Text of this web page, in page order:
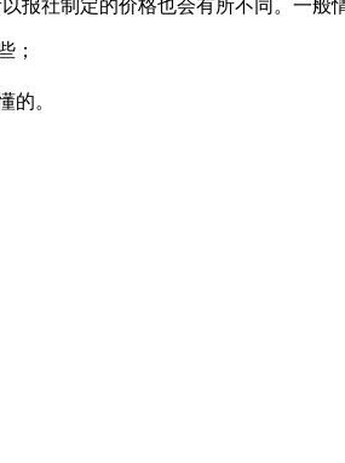
报社制定的价格也会有所不同。一般
；
的。